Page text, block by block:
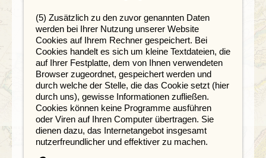
(5) Zusätzlich zu den zuvor genannten Daten
werden bei Ihrer Nutzung unserer Website
Cookies auf Ihrem Rechner gespeichert. Bei
Cookies handelt es sich um kleine Textdateien, die
auf Ihrer Festplatte, dem von Ihnen verwendeten
Browser zugeordnet, gespeichert werden und
durch welche der Stelle, die das Cookie setzt (hier
durch uns), gewisse Informationen zufließen.
Cookies können keine Programme ausführen
oder Viren auf Ihren Computer übertragen. Sie
dienen dazu, das Internetangebot insgesamt
nutzerfreundlicher und effektiver zu machen.